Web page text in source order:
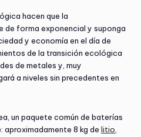
hacen que la
de forma exponencial y suponga
y economía en el día de
de la transición ecológica
de metales y, muy
a niveles sin precedentes en
un paquete común de baterías
aproximadamente 8 kg de litio